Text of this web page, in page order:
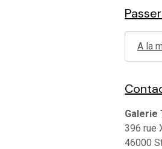
A la
Galerie
396 rue
46000